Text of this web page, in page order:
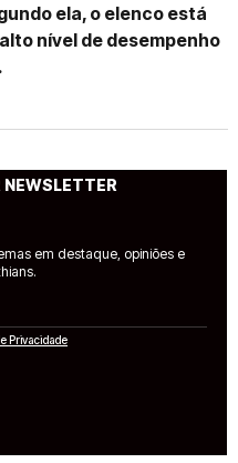
ela, o elenco está
nível de desempenho
NEWSLETTER
em destaque, opiniões e
Privacidade